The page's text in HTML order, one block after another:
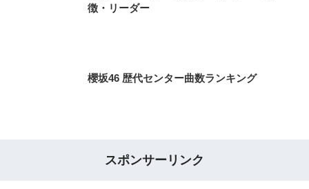
徴・リーダー
櫻坂46 歴代センター曲数ランキング
スポンサーリンク